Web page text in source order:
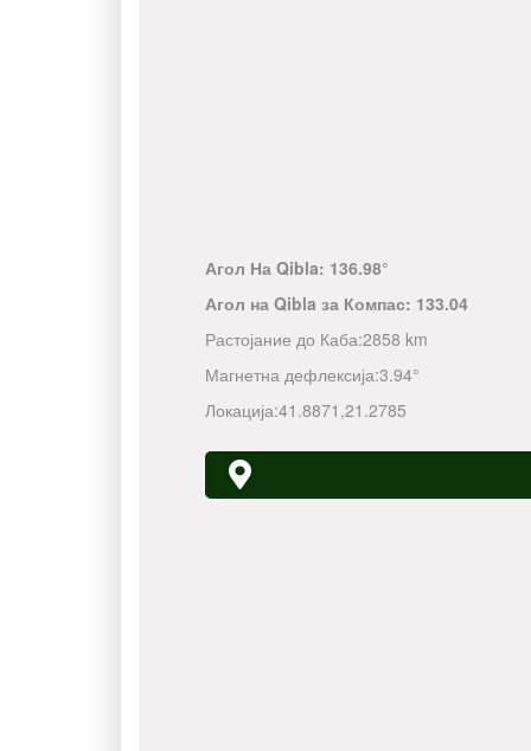
Агол На Qibla: 136.98°
Агол на Qibla за Компас: 133.04
Растојание до Каба:2858 km
Магнетна дефлексија:3.94°
Локација:41.8871 ,21.2785